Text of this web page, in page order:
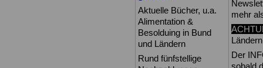
Aktuelle Bücher, u.a.
Alimentation &
Besolduing in Bund
und Ländern
Rund fünfstellige
mehr
Der